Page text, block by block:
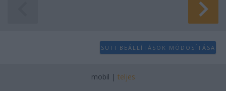
SÜTI BEÁLLÍTÁSOK MÓDOSÍTÁSA
mobil | teljes